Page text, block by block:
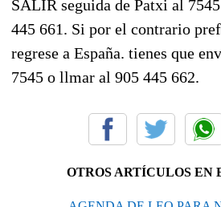
SALIR seguida de Patxi al
445 661. Si por el contrario
regrese a España. tienes que
7545 o llmar al 905 445 662.
OTROS ARTÍCULOS EN